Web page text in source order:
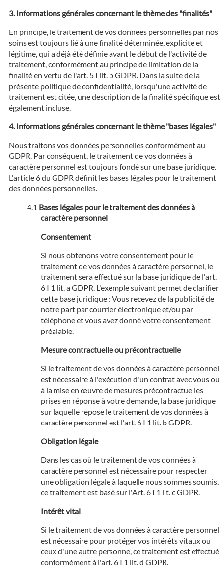
Informations générales concernant le thème des "finalités"
En principe, le traitement de vos données personnelles par nos
soins est toujours lié à une finalité déterminée, explicite et
légitime, qui a déjà été définie avant le début de l'activité de
traitement, conformément au principe de limitation de la
finalité en vertu de l'art. 5 I lit. b GDPR. Dans la suite de la
présente politique de confidentialité, lorsqu'une activité de
traitement est citée, une description de la finalité spécifique est
également incluse.
Informations générales concernant le thème "bases légales"
Nous traitons vos données personnelles conformément au
GDPR. Par conséquent, le traitement de vos données à
caractère personnel est toujours fondé sur une base juridique.
L'article 6 du GDPR définit les bases légales pour le traitement
des données personnelles.
Bases légales pour le traitement des données à
caractère personnel
Consentement
Si nous obtenons votre consentement pour le
traitement de vos données à caractère personnel, le
traitement sera effectué sur la base juridique de l'art.
6 I 1 lit. a GDPR. L'exemple suivant permet de clarifier
cette base juridique : Vous recevez de la publicité de
notre part par courrier électronique et/ou par
téléphone et vous avez donné votre consentement
préalable.
Mesure contractuelle ou précontractuelle
Si le traitement de vos données à caractère personnel
est nécessaire à l'exécution d'un contrat avec vous ou
à la mise en œuvre de mesures précontractuelles
prises en réponse à votre demande, la base juridique
sur laquelle repose le traitement de vos données à
caractère personnel est l'art. 6 I 1 lit. b GDPR.
Obligation légale
Dans les cas où le traitement de vos données à
caractère personnel est nécessaire pour respecter
une obligation légale à laquelle nous sommes soumis,
ce traitement est basé sur l'Art. 6 I 1 lit. c GDPR.
Intérêt vital
Si le traitement de vos données à caractère personnel
est nécessaire pour protéger vos intérêts vitaux ou
ceux d'une autre personne, ce traitement est effectué
conformément à l'art. 6 I 1 lit. d GDPR.